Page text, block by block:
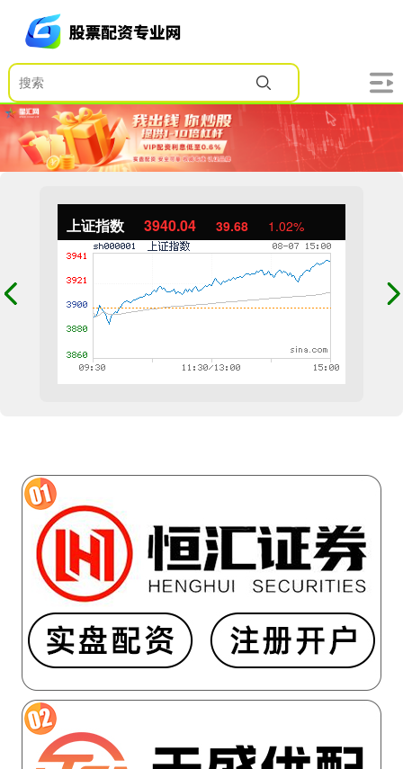
上证指数 3940.04 39.68 1.02%